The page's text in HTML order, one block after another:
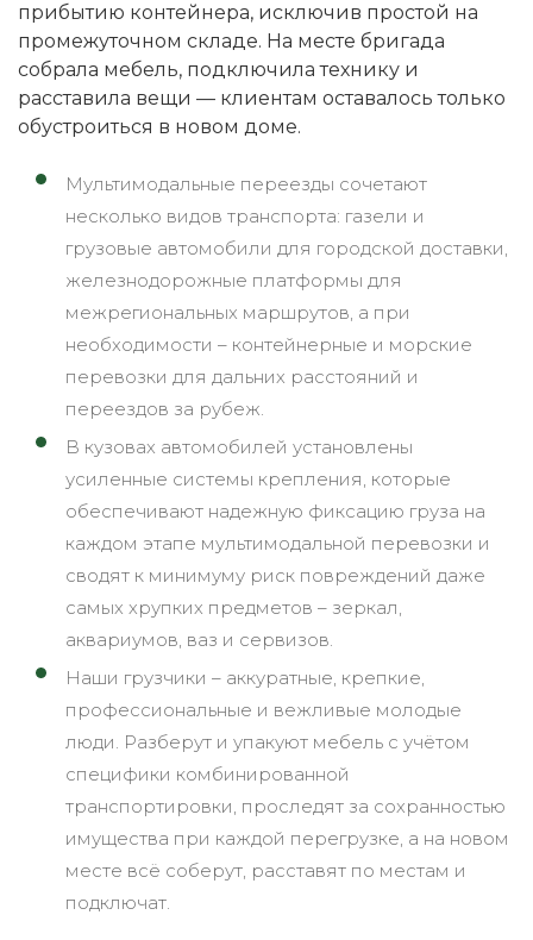
прибытию контейнера, исключив простой на
промежуточном складе. На месте бригада
собрала мебель, подключила технику и
расставила вещи — клиентам оставалось только
обустроиться в новом доме.
Мультимодальные переезды сочетают
несколько видов транспорта: газели и
грузовые автомобили для городской доставки,
железнодорожные платформы для
межрегиональных маршрутов, а при
необходимости – контейнерные и морские
перевозки для дальних расстояний и
переездов за рубеж.
В кузовах автомобилей установлены
усиленные системы крепления, которые
обеспечивают надежную фиксацию груза на
каждом этапе мультимодальной перевозки и
сводят к минимуму риск повреждений даже
самых хрупких предметов – зеркал,
аквариумов, ваз и сервизов.
Наши грузчики – аккуратные, крепкие,
профессиональные и вежливые молодые
люди. Разберут и упакуют мебель с учётом
специфики комбинированной
транспортировки, проследят за сохранностью
имущества при каждой перегрузке, а на новом
месте всё соберут, расставят по местам и
подключат.